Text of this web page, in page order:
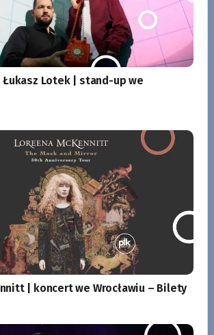
Łukasz Lotek | stand-up we
| koncert we Wrocławiu – Bilety